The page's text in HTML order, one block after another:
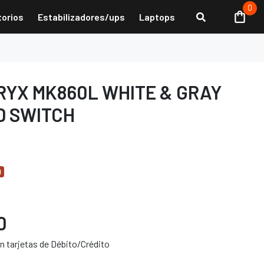
Estabilizadores/ups Laptops
0
MK860L WHITE & GRAY
SWITCH
tarjetas de Débito/Crédito